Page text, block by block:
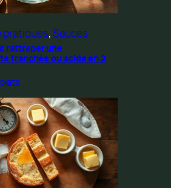
pratiques, Sauces
rattraper une
tranchée ou acide en 2